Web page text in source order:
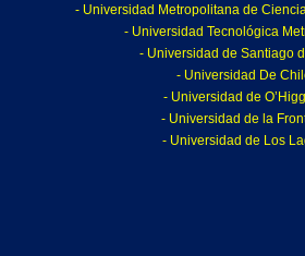
- Universidad Metropolitana de
- Universidad Tecnológica
- Universidad de Santiago
- Universidad De
- Universidad de
- Universidad de la
- Universidad de Los